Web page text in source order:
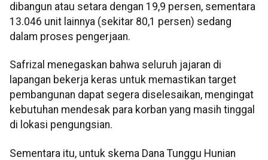
dibangun atau setara dengan 19,9 persen, sementara
13.046 unit lainnya (sekitar 80,1 persen) sedang
dalam proses pengerjaan.
Safrizal menegaskan bahwa seluruh jajaran di
lapangan bekerja keras untuk memastikan target
pembangunan dapat segera diselesaikan, mengingat
kebutuhan mendesak para korban yang masih tinggal
di lokasi pengungsian.
Sementara itu, untuk skema Dana Tunggu Hunian